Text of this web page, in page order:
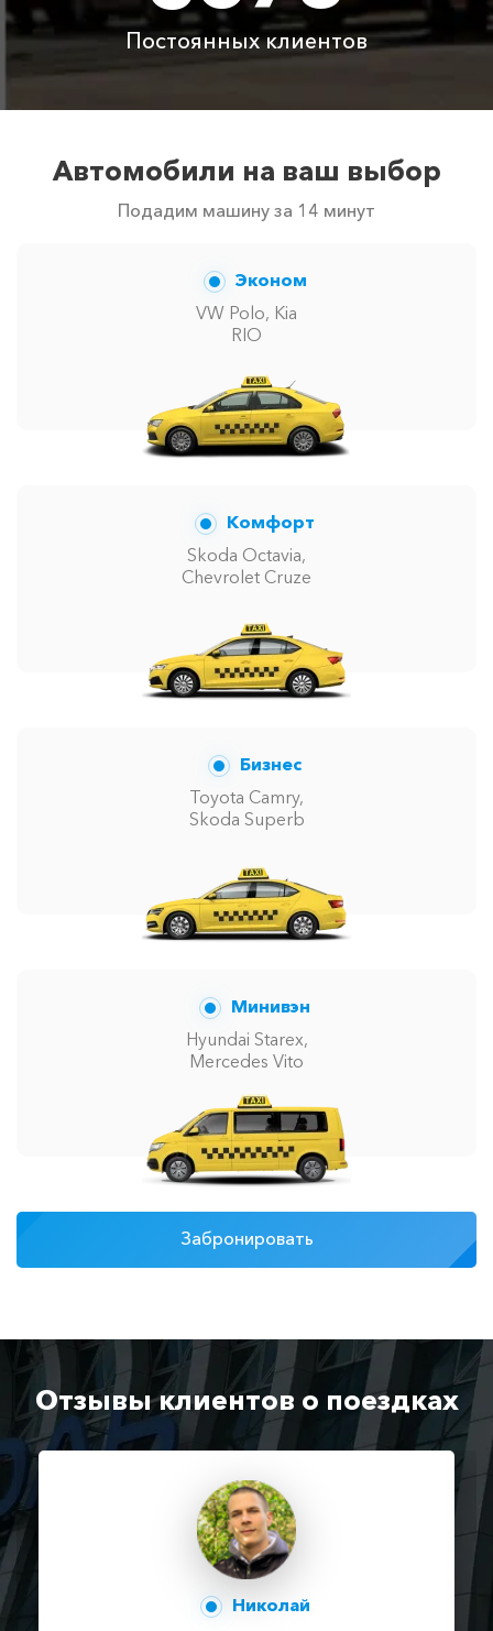
сообщит менеджер при заказе.
Постоянных клиентов
Автомобили на ваш выбор
Подадим машину за 14 минут
Эконом
VW Polo, Kia
RIO
Комфорт
Skoda Octavia,
Chevrolet Cruze
Бизнес
Toyota Camry,
Skoda Superb
Минивэн
Hyundai Starex,
Mercedes Vito
Забронировать
Отзывы клиентов о поездках
Николай